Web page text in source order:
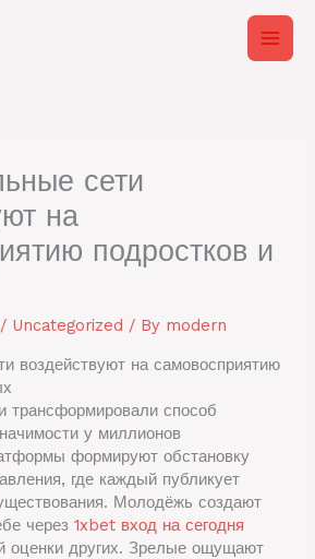
сети
на
подростков и
/ Uncategorized / By modern
воздействуют на самовосприятию
трансформировали способ
у миллионов
формируют обстановку
где каждый публикует
Молодёжь создают
через1xbet вход на сегодня
оценки других. Зрелые ощущают